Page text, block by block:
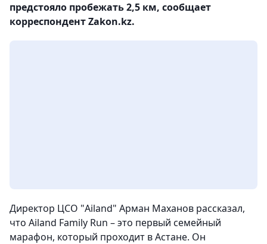
предстояло пробежать 2,5 км, сообщает
корреспондент Zakon.kz.
Директор ЦСО "Ailand" Арман Маханов рассказал,
что Ailand Family Run – это первый семейный
марафон, который проходит в Астане. Он